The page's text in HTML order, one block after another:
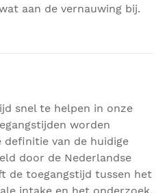
aan de vernauwing bij.
snel te helpen in onze
worden
definitie van de huidige
door de Nederlandse
de toegangstijd tussen het